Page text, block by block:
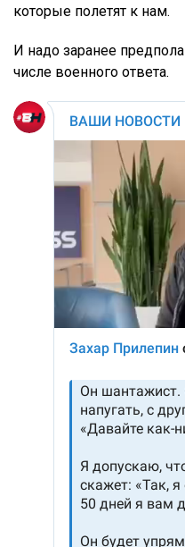
которые полетят к нам.
И надо заранее
числе военного ответа.